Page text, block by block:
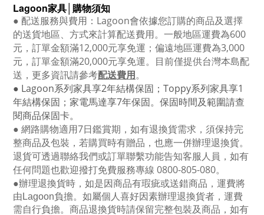
Lagoon家具│購物須知
● 配送服務與費用： Lagoon會依據您訂購的商品及選擇
的送貨地區、方式來計算配送費用。一般地區運費為600
元，訂單金額滿12,000元享免運；偏遠地區運費為3,000
元，訂單金額滿20,000元享免運。目前僅提供台灣本島配
送，更多資訊請參考配送費用。
● Lagoon系列家具享2年結構保固； Toppy系列家具享1
年結構保固；家電馬達享7年保固。保固時間及範圍請查
閱商品保固卡。
● 網路購物適用7日鑑賞期，如有退換貨需求，須保持完
整商品及包裝，若購買時有贈品，也應一併辦理退換貨。
退貨可透過聯絡我們或訂單聯繫功能告知客服人員，如有
任何問題也歡迎撥打免費服務專線 0800-805-080。
●辦理退換貨時，如是因商品有瑕疵或送錯商品，運費將
由Lagoon負擔。如屬個人喜好因素辦理退換貨者，運費
需自行負擔。商品退換貨時請保留完整包裝及商品，如有